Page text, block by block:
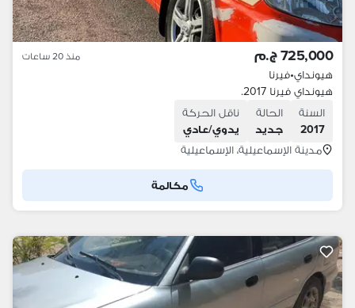
725,000 ج.م منذ 20 ساعات
هيونداي•فيرنا
هيونداي فيرنا 2017.
السنة
2017
الحالة
جديد
ناقل الحركة
يدوي/عادي
مدينة الإسماعيلية، الإسماعيلية
مكالمة